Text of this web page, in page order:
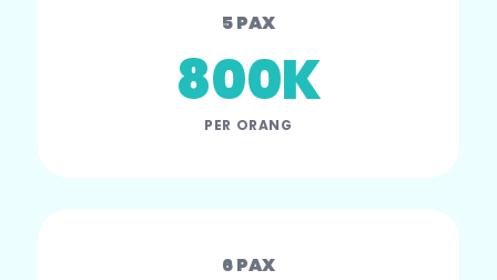
5 PAX
800K
PER ORANG
6 PAX